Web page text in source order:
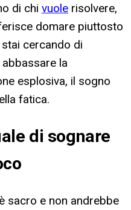
di chi vuole risolvere,
domare piuttosto
stai cercando di
la
esplosiva, il sogno
fatica.
di sognare
sacro e non andrebbe